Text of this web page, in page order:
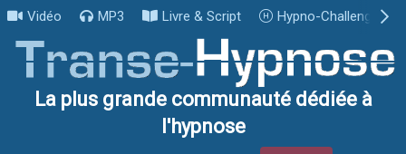
Vidéo MP3 Livre & Script Hypno-Challenge
La plus grande communauté dédiée à
l'hypnose